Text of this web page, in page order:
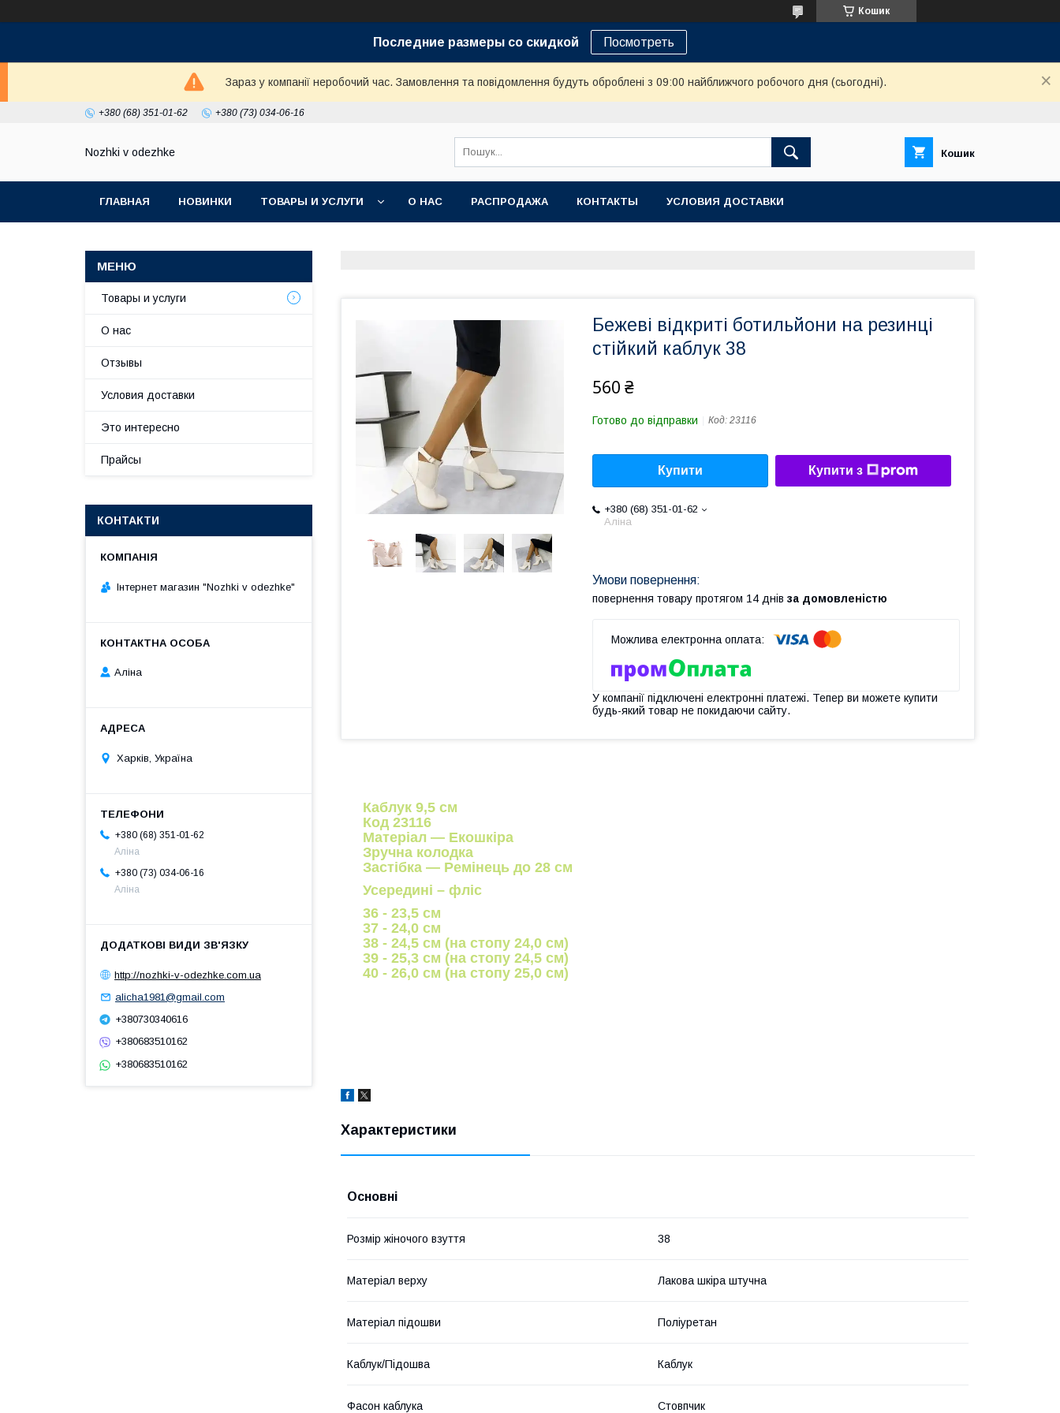
Кошик
Последние размеры со скидкой Посмотреть
Зараз у компанії неробочий час. Замовлення та повідомлення будуть оброблені з 09:00 найближчого робочого дня (сьогодні).
+380 (68) 351-01-62 +380 (73) 034-06-16
Nozhki v odezhke Кошик
ГЛАВНАЯ НОВИНКИ ТОВАРЫ И УСЛУГИ О НАС РАСПРОДАЖА КОНТАКТЫ УСЛОВИЯ ДОСТАВКИ
Бежеві відкриті ботильйони на резинці
стійкий каблук 38
560 ₴
Готово до відправки Код: 23116
Купити Купити з
+380 (68) 351-01-62
Аліна
повернення товару протягом 14 днів за домовленістю
У компанії підключені електронні платежі. Тепер ви можете купити
будь-який товар не покидаючи сайту.
Каблук 9,5 см
Код 23116
Матеріал — Екошкіра
Зручна колодка
Застібка — Ремінець до 28 см
Усередині – фліс
36 - 23,5 см
37 - 24,0 см
38 - 24,5 см (на стопу 24,0 см)
39 - 25,3 см (на стопу 24,5 см)
40 - 26,0 см (на стопу 25,0 см)
Характеристики
Основні
Розмір жіночого взуття 38
Матеріал верху Лакова шкіра штучна
Матеріал підошви Поліуретан
Каблук/Підошва Каблук
Фасон каблука Стовпчик
Товары и услуги
О нас
Отзывы
Условия доставки
Это интересно
Прайсы
КОНТАКТИ
Інтернет магазин "Nozhki v odezhke"
Аліна
Харків, Україна
+380 (68) 351-01-62
Аліна
+380 (73) 034-06-16
Аліна
http://nozhki-v-odezhke.com.ua
alicha1981@gmail.com
+380730340616
+380683510162
+380683510162